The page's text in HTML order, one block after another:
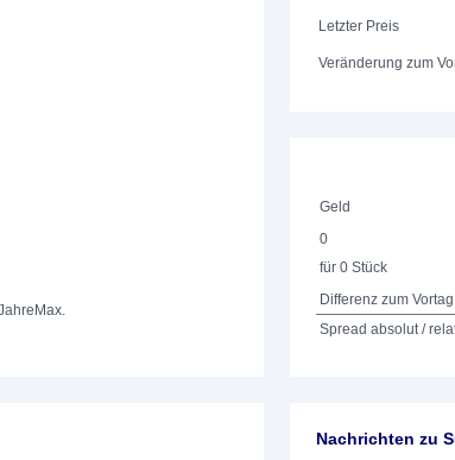
Max.
Letzter Preis
Veränderung zum
Geld
0
für 0 Stück
Differenz zum Vortag
Spread absolut /
Nachrichten zu